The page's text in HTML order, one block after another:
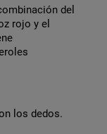
del
rojo y el
los dedos.